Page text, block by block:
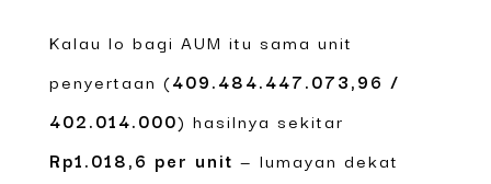
Kalau lo bagi AUM itu sama unit
penyertaan (409.484.447.073,96 /
402.014.000) hasilnya sekitar
Rp1.018,6 per unit — lumayan dekat